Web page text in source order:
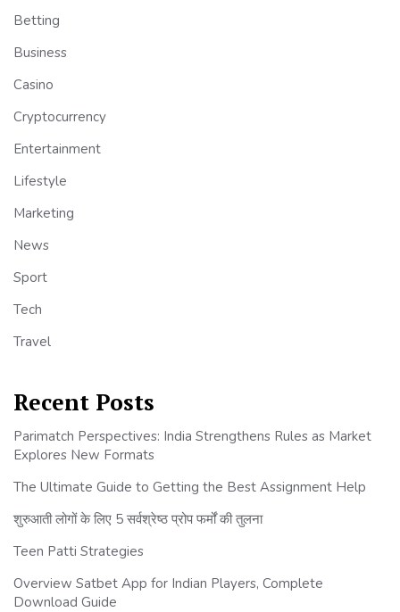
Betting
Business
Casino
Cryptocurrency
Entertainment
Lifestyle
Marketing
News
Sport
Tech
Travel
Recent Posts
Parimatch Perspectives: India Strengthens Rules as Market
Explores New Formats
The Ultimate Guide to Getting the Best Assignment Help
शुरुआती लोगों के लिए 5 सर्वश्रेष्ठ प्रोप फर्मों की तुलना
Teen Patti Strategies
Overview Satbet App for Indian Players, Complete
Download Guide